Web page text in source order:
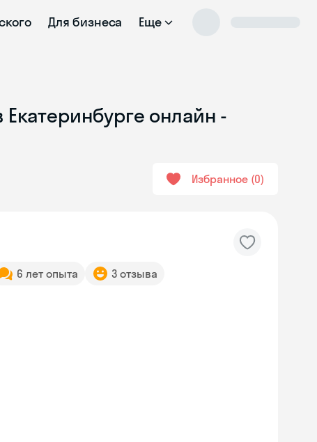
Для бизнеса Еще
онлайн -
Избранное 0
6 лет опыта 3 отзыва